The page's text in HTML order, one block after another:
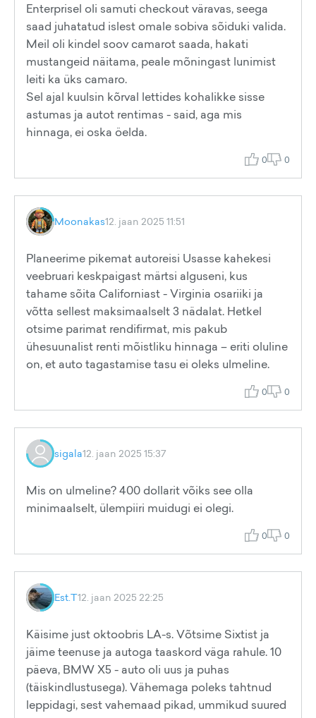
Enterprisel oli samuti checkout väravas, seega
saad juhatatud islest omale sobiva sõiduki valida.
Meil oli kindel soov camarot saada, hakati
mustangeid näitama, peale mõningast lunimist
leiti ka üks camaro.
Sel ajal kuulsin kõrval lettides kohalikke sisse
astumas ja autot rentimas - said, aga mis
hinnaga, ei oska öelda.
0 0
Moonakas12. jaan 2025 11:51
Planeerime pikemat autoreisi Usasse kahekesi
veebruari keskpaigast märtsi alguseni, kus
tahame sõita Californiast - Virginia osariiki ja
võtta sellest maksimaalselt 3 nädalat. Hetkel
otsime parimat rendifirmat, mis pakub
ühesuunalist renti mõistliku hinnaga – eriti oluline
on, et auto tagastamise tasu ei oleks ulmeline.
0 0
sigala12. jaan 2025 15:37
Mis on ulmeline? 400 dollarit võiks see olla
minimaalselt, ülempiiri muidugi ei olegi.
0 0
Est.T12. jaan 2025 22:25
Käisime just oktoobris LA-s. Võtsime Sixtist ja
jäime teenuse ja autoga taaskord väga rahule. 10
päeva, BMW X5 - auto oli uus ja puhas
(täiskindlustusega). Vähemaga poleks tahtnud
leppidagi, sest vahemaad pikad, ummikud suured